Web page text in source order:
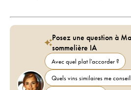
Posez une question à
sommelière IA
Avec quel plat l'accorder ?
Quels vins similaires me